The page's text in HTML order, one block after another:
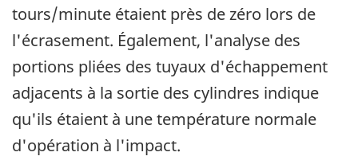
tours/minute étaient près de zéro lors de
l'écrasement. Également, l'analyse des
portions pliées des tuyaux d'échappement
adjacents à la sortie des cylindres indique
qu'ils étaient à une température normale
d'opération à l'impact.